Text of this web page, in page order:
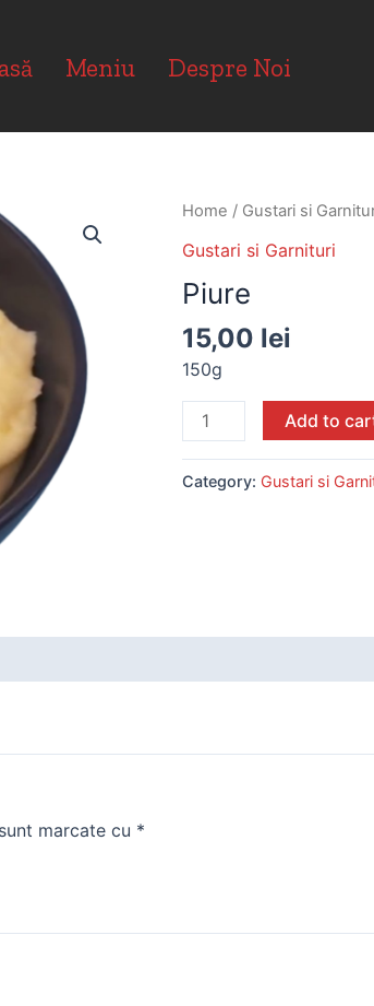
Meniu Despre Noi
Home / Gustari si
Gustari si Garnituri
Piure
15,00 lei
150g
Add to
Category: Gustari si
marcate cu *